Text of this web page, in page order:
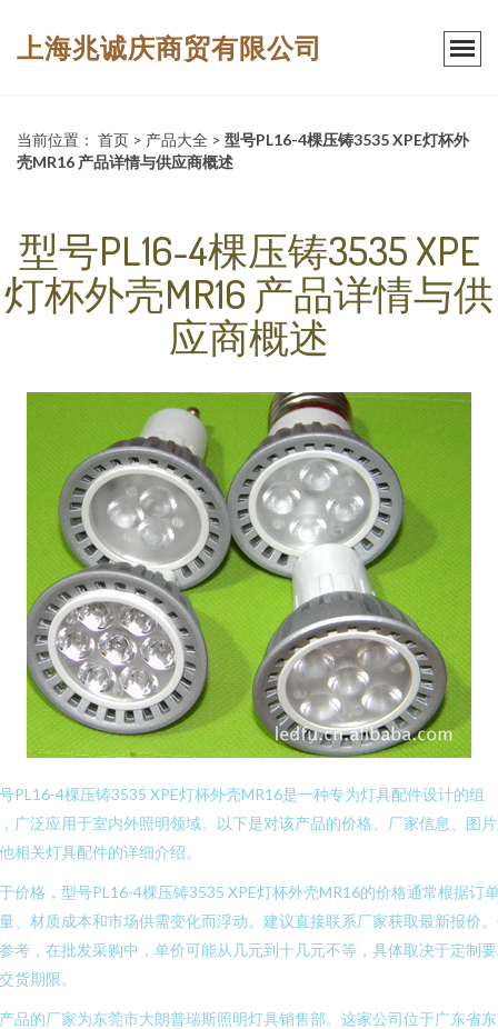
上海兆诚庆商贸有限公司
当前位置： 首页 > 产品大全 > 型号PL16-4棵压铸3535 XPE灯杯外
壳MR16 产品详情与供应商概述
型号PL16-4棵压铸3535 XPE
灯杯外壳MR16 产品详情与供
应商概述
PL16-4棵压铸3535 XPE灯杯外壳MR16是一种专为灯具配件设计的组
广泛应用于室内外照明领域。以下是对该产品的价格、厂家信息、图
相关灯具配件的详细介绍。
价格，型号PL16-4棵压铸3535 XPE灯杯外壳MR16的价格通常根据订
、材质成本和市场供需变化而浮动。建议直接联系厂家获取最新报价
考，在批发采购中，单价可能从几元到十几元不等，具体取决于定制
货期限。
品的厂家为东莞市大朗普瑞斯照明灯具销售部。这家公司位于广东省